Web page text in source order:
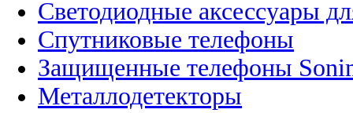
Светодиодные аксессуары
Спутниковые телефоны
Защищенные телефоны
Металлодетекторы